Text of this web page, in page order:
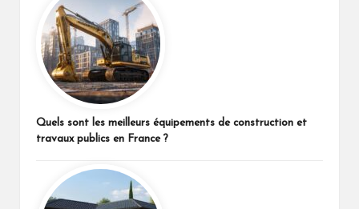
Quels sont les meilleurs équipements de construction et
travaux publics en France ?